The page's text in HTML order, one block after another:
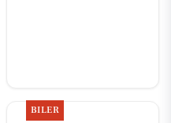
BILER